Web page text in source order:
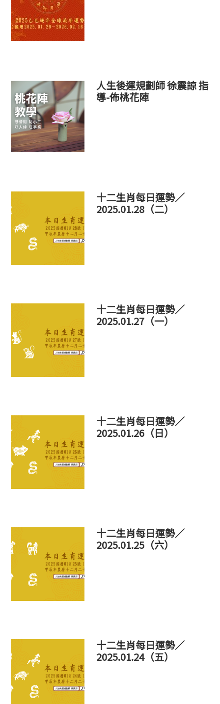
人生後運規劃師 徐震諒 指
導-佈桃花陣
十二生肖每日運勢／
2025.01.28（二）
十二生肖每日運勢／
2025.01.27（一）
十二生肖每日運勢／
2025.01.26（日）
十二生肖每日運勢／
2025.01.25（六）
十二生肖每日運勢／
2025.01.24（五）